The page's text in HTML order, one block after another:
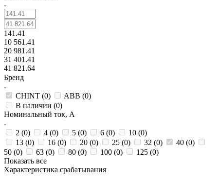
141.41
10 561.41
20 981.41
31 401.41
41 821.64
Бренд
CHINT (0) ABB (0)
В наличии (0)
Номинальный ток, А
2 (0) 4 (0) 5 (0) 6 (0) 10 (0)
13 (0) 16 (0) 20 (0) 25 (0) 32 (0) 40 (0)
50 (0) 63 (0) 80 (0) 100 (0) 125 (0)
Показать все
Характеристика срабатывания